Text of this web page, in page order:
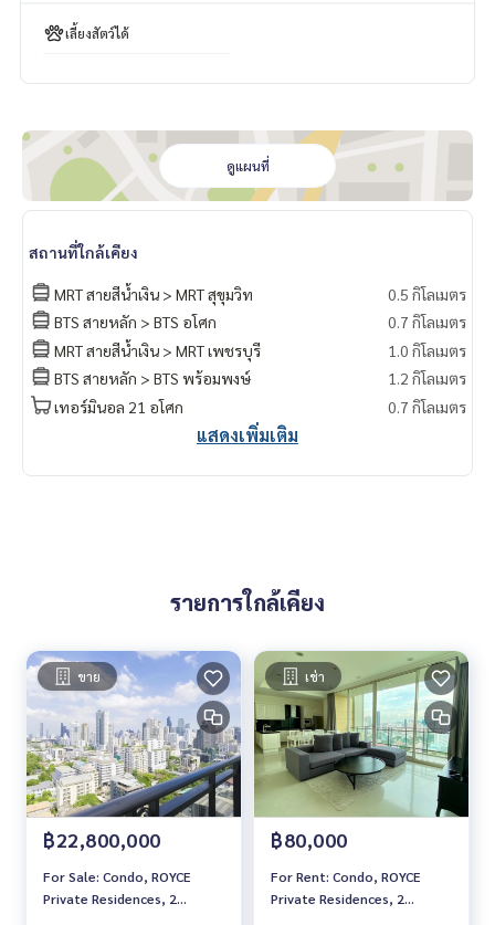
My Celebrity Co., Ltd. Real Estate Agency, Service You Can T
เลี้ยงสัตว์ได้
ดูแผนที่
สถานที่ใกล้เคียง
MRT สายสีน้ำเงิน > MRT สุขุมวิท
0.5 กิโลเมตร
BTS สายหลัก > BTS อโศก
0.7 กิโลเมตร
MRT สายสีน้ำเงิน > MRT เพชรบุรี
1.0 กิโลเมตร
BTS สายหลัก > BTS พร้อมพงษ์
1.2 กิโลเมตร
เทอร์มินอล 21 อโศก
0.7 กิโลเมตร
แสดงเพิ่มเติม
รายการใกล้เคียง
ขาย
฿22,800,000
For Sale: Condo, ROYCE
Private Residences, 2
เช่า
฿80,000
For Rent: Condo, ROYCE
Private Residences, 2